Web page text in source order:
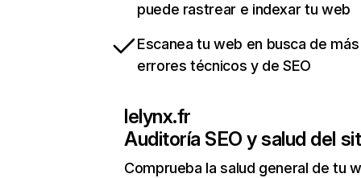
puede rastrear e indexar tu web
Escanea tu web en busca de
errores técnicos y de SEO
lelynx.fr
Auditoría SEO y salud del
Comprueba la salud general de tu